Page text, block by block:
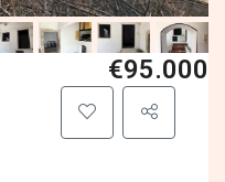
€95.000